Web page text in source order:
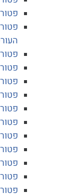
פטור ממס
פטור ממס
העורקים
פטור ממס
פטור ממס
פטור ממס
פטור ממס
פטור ממס
פטור
פטור ממס
פטור ממס
פטור ממס
פטור ממס
פטור ממס